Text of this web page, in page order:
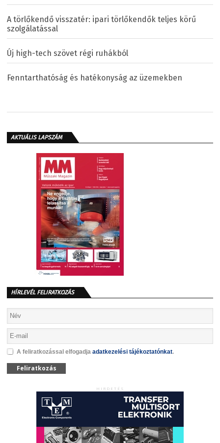
A törlőkendő visszatér: ipari törlőkendők teljes körű
szolgálatással
Új high-tech szövet régi ruhákból
Fenntarthatóság és hatékonyság az üzemekben
AKTUÁLIS LAPSZÁM
HÍRLEVÉL FELIRATKOZÁS
A feliratkozással elfogadja adatkezelési tájékoztatónkat.
Feliratkozás
HIRDETÉS